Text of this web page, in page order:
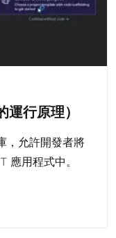
行原理）
，允許開發者將
應用程式中。